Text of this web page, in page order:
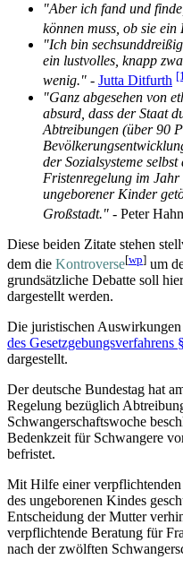
"Aber ich fand und
können muss, ob sie
"Ich bin
ein lustvolles, knapp
wenig." - Jutta Ditfurth
"Ganz abgesehen von
absurd, dass der Staat
Abtreibungen (über 90
der Sozialsysteme
Fristenregelung im
ungeborener Kinder
Großstadt." - Peter
Diese beiden Zitate stehen
dem die Kontroverse[wp] um
grundsätzliche Debatte soll
dargestellt werden.
Die juristischen
des Gesetzgebungsverfahrens
dargestellt.
Der deutsche Bundestag hat
Regelung bezüglich
Schwangerschaftswoche
Bedenkzeit für Schwangere
befristet.
Mit Hilfe einer
des ungeborenen Kindes
Entscheidung der Mutter
verpflichtende Beratung für
nach der zwölften